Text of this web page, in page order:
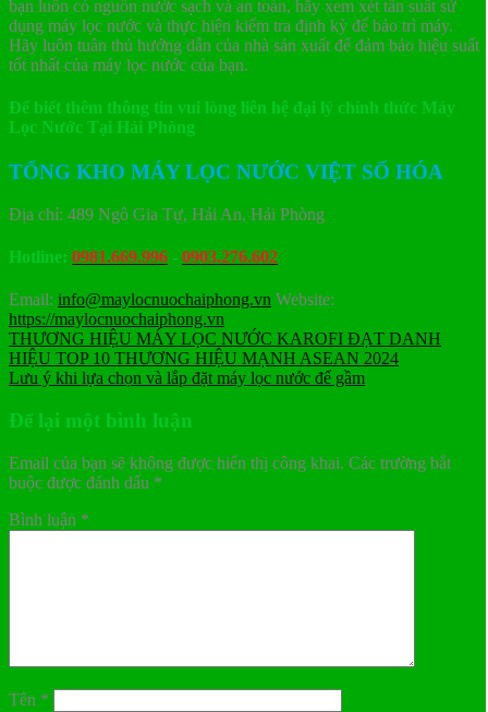
bạn luôn có nguồn nước sạch và an toàn, hãy xem xét tần suất sử
dụng máy lọc nước và thực hiện kiểm tra định kỳ để bảo trì máy.
Hãy luôn tuân thủ hướng dẫn của nhà sản xuất để đảm bảo hiệu suất
tốt nhất của máy lọc nước của bạn.
Để biết thêm thông tin vui lòng liên hệ đại lý chính thức Máy
Lọc Nước Tại Hải Phòng
TỔNG KHO MÁY LỌC NƯỚC VIỆT SỐ HÓA
Địa chỉ: 489 Ngô Gia Tự, Hải An, Hải Phòng
Hotline: 0981.669.996 - 0903.276.602
Email: info@maylocnuochaiphong.vn Website:
https://maylocnuochaiphong.vn
THƯƠNG HIỆU MÁY LỌC NƯỚC KAROFI ĐẠT DANH
HIỆU TOP 10 THƯƠNG HIỆU MẠNH ASEAN 2024
Lưu ý khi lựa chọn và lắp đặt máy lọc nước để gầm
Để lại một bình luận
Email của bạn sẽ không được hiển thị công khai. Các trường bắt
buộc được đánh dấu *
Bình luận *
Tên *